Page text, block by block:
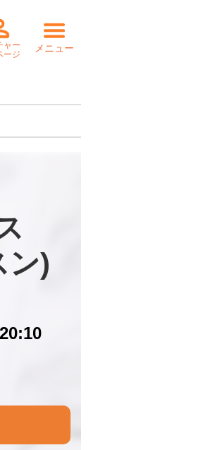
ャー
ージ
メニュー
ン)